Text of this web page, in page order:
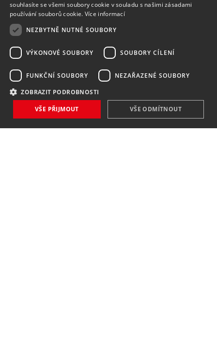
NOVINKY
souhlasíte se všemi soubory cookie v souladu s našimi zásadami
používání souborů cookie. Více informací
NEZBYTNĚ NUTNÉ SOUBORY
VÝKONOVÉ SOUBORY SOUBORY CÍLENÍ
FUNKČNÍ SOUBORY NEZAŘAZENÉ SOUBORY
ZOBRAZIT PODROBNOSTI
VŠE PŘIJMOUT VŠE ODMÍTNOUT